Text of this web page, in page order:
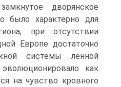
дворянское
было характерно для
при отсутствии
Европе доста­точно
системы ленной
как
на чувство кровного